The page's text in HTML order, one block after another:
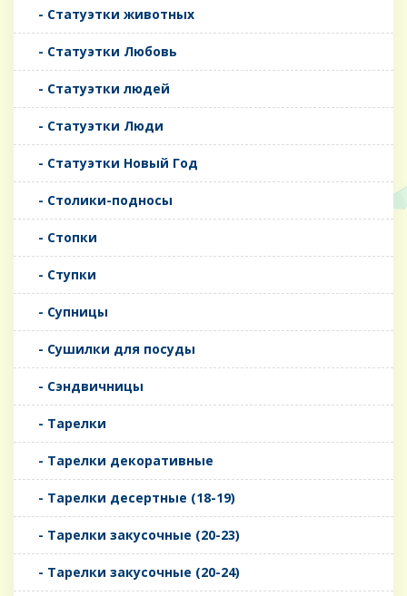
- Статуэтки животных
- Статуэтки Любовь
- Статуэтки людей
- Статуэтки Люди
- Статуэтки Новый Год
- Столики-подносы
- Стопки
- Ступки
- Супницы
- Сушилки для посуды
- Сэндвичницы
- Тарелки
- Тарелки декоративные
- Тарелки десертные (18-19)
- Тарелки закусочные (20-23)
- Тарелки закусочные (20-24)